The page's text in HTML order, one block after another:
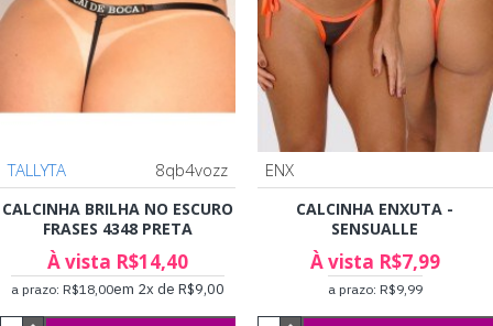
TALLYTA 8qb4vozz
CALCINHA BRILHA NO ESCURO
FRASES 4348 PRETA
À vista R$14,40
a prazo: R$18,00em 2x de R$9,00
ENX
CALCINHA ENXUTA -
SENSUALLE
À vista R$7,99
a prazo: R$9,99